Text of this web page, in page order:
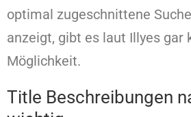
optimal zugeschnittene
anzeigt, gibt es laut Illyes gar
Möglichkeit.
Title Beschreibungen